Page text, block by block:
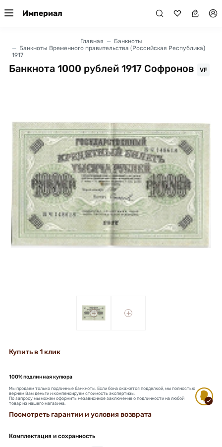
Империал
Главная
Банкноты
Банкноты Временного правительства (Российская Республика)
1917
Банкнота 1000 рублей 1917 Софронов VF
+ +
Купить в 1 клик
100% подлинная купюра
Мы продаем только подлинные банкноты. Если бона окажется подделкой, мы полностью
вернем Вам деньги и компенсируем стоимость экспертизы.
По запросу мы можем оформить независимое заключение о подлинности на любой
товар из нашего магазина.
Посмотреть гарантии и условия возврата
Комплектация и сохранность